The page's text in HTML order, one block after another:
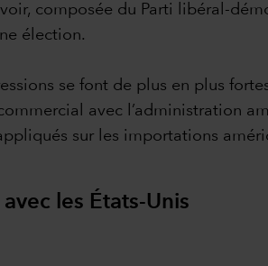
composée du Parti libéral-
élection.
se font de plus en plus
avec l’administration
sur les importations
les États-Unis